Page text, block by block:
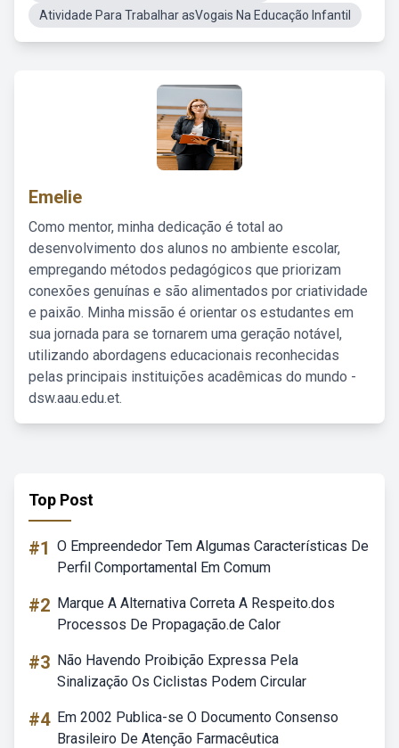
Atividade Para Trabalhar asVogais Na Educação Infantil
Emelie
Como mentor, minha dedicação é total ao
desenvolvimento dos alunos no ambiente escolar,
empregando métodos pedagógicos que priorizam
conexões genuínas e são alimentados por criatividade
e paixão. Minha missão é orientar os estudantes em
sua jornada para se tornarem uma geração notável,
utilizando abordagens educacionais reconhecidas
pelas principais instituições acadêmicas do mundo -
dsw.aau.edu.et.
Top Post
#1 O Empreendedor Tem Algumas Características De
Perfil Comportamental Em Comum
#2 Marque A Alternativa Correta A Respeito.dos
Processos De Propagação.de Calor
#3 Não Havendo Proibição Expressa Pela
Sinalização Os Ciclistas Podem Circular
#4 Em 2002 Publica-se O Documento Consenso
Brasileiro De Atenção Farmacêutica